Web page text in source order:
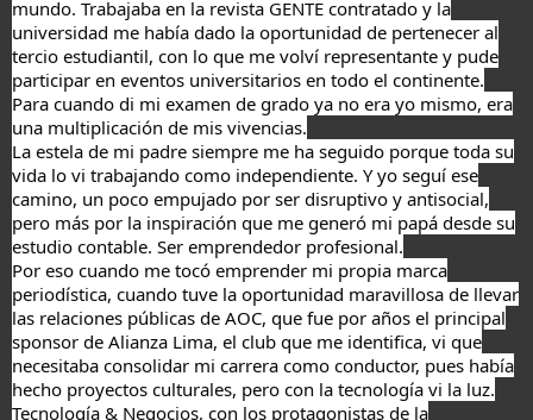
mundo. Trabajaba en la revista GENTE contratado y la
universidad me había dado la oportunidad de pertenecer al
tercio estudiantil, con lo que me volví representante y pude
participar en eventos universitarios en todo el continente.
Para cuando di mi examen de grado ya no era yo mismo, era
una multiplicación de mis vivencias.
La estela de mi padre siempre me ha seguido porque toda su
vida lo vi trabajando como independiente. Y yo seguí ese
camino, un poco empujado por ser disruptivo y antisocial,
pero más por la inspiración que me generó mi papá desde su
estudio contable. Ser emprendedor profesional.
Por eso cuando me tocó emprender mi propia marca
periodística, cuando tuve la oportunidad maravillosa de llevar
las relaciones públicas de AOC, que fue por años el principal
sponsor de Alianza Lima, el club que me identifica, vi que
necesitaba consolidar mi carrera como conductor, pues había
hecho proyectos culturales, pero con la tecnología vi la luz.
Tecnología & Negocios, con los protagonistas de la